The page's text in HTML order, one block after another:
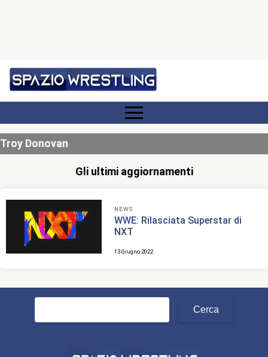
Troy Donovan
Gli ultimi aggiornamenti
NEWS
WWE: Rilasciata Superstar di
NXT
13 Giugno 2022
Ricerca